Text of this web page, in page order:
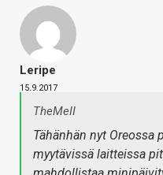
Leripe
15.9.2017
TheMeII
Tähänhän nyt Oreossa
myytävissä laitteissa